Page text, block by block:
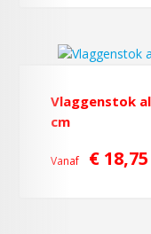
Vlaggenstok
cm
Vanaf € 18,75